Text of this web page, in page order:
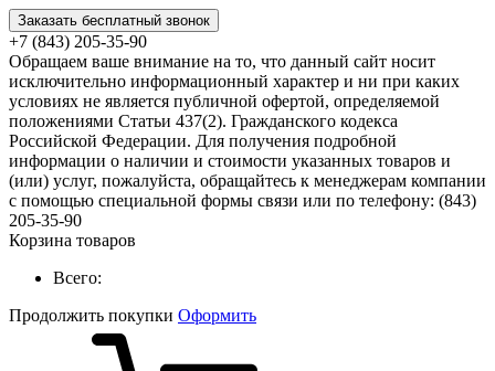
Заказать бесплатный звонок
+7 (843) 205-35-90
Обращаем ваше внимание на то, что данный сайт носит
исключительно информационный характер и ни при каких
условиях не является публичной офертой, определяемой
положениями Статьи 437(2). Гражданского кодекса
Российской Федерации. Для получения подробной
информации о наличии и стоимости указанных товаров и
(или) услуг, пожалуйста, обращайтесь к менеджерам компании
с помощью специальной формы связи или по телефону: (843)
205-35-90
Корзина товаров
Всего:
Продолжить покупки Оформить